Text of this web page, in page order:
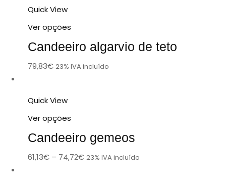
Quick View
Ver opções
Candeeiro algarvio de teto
79,83€ 23% IVA incluído
Quick View
Ver opções
Candeeiro gemeos
61,13€ – 74,72€ 23% IVA incluído